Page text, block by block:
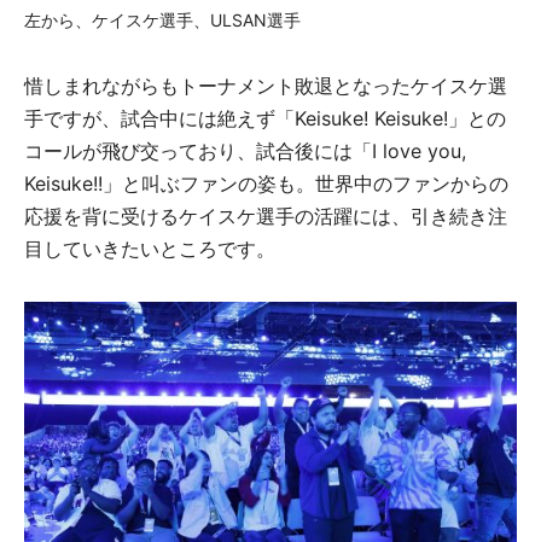
左から、ケイスケ選手、ULSAN選手
惜しまれながらもトーナメント敗退となったケイスケ選
手ですが、試合中には絶えず「Keisuke! Keisuke!」との
コールが飛び交っており、試合後には「I love you,
Keisuke!!」と叫ぶファンの姿も。世界中のファンからの
応援を背に受けるケイスケ選手の活躍には、引き続き注
目していきたいところです。